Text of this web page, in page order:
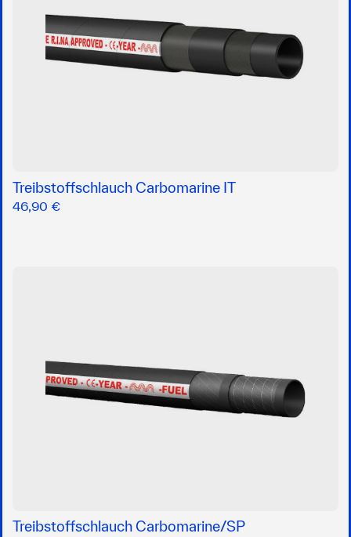
Treibstoffschlauch Carbomarine IT
46,90 €
Treibstoffschlauch Carbomarine/SP